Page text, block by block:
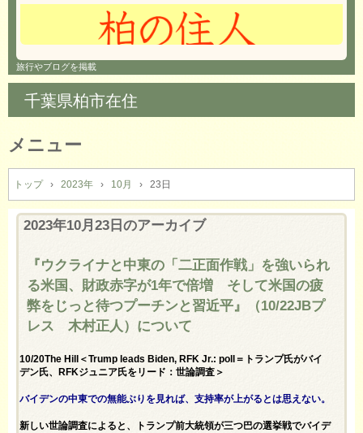
旅行やブログを掲載
千葉県柏市在住
メニュー
コ
ン
テ
ン
トップ › 2023年 › 10月 › 23日
2023年10月23日 のアーカイブ
『ウクライナと中東の「二正面作戦」を強いられ
る米国、財政赤字が1年で倍増 そして米国の疲
弊をじっと待つプーチンと習近平』（10/22JBプ
レス 木村正人）について
10/20The Hill＜Trump leads Biden, RFK Jr.: poll＝トランプ氏がバイ
デン氏、RFKジュニア氏をリード：世論調査＞
バイデンの中東での無能ぶりを見れば、支持率が上がるとは思えない。
新しい世論調査によると、トランプ前大統領が三つ巴の選挙戦でバイデ